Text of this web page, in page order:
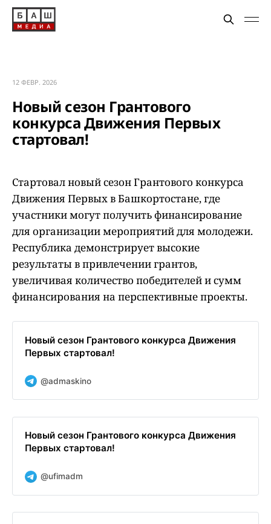
12 ФЕВР. 2026
Новый сезон Грантового
конкурса Движения Первых
стартовал!
Стартовал новый сезон Грантового конкурса
Движения Первых в Башкортостане, где
участники могут получить финансирование
для организации мероприятий для молодежи.
Республика демонстрирует высокие
результаты в привлечении грантов,
увеличивая количество победителей и сумм
финансирования на перспективные проекты.
Новый сезон Грантового конкурса Движения
Первых стартовал!
@admaskino
Новый сезон Грантового конкурса Движения
Первых стартовал!
@ufimadm